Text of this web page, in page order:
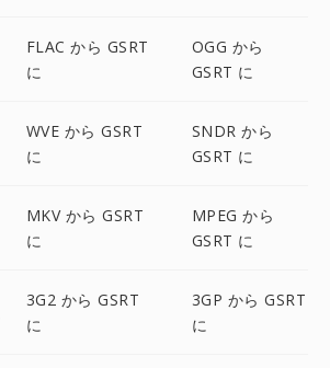
FLAC から GSRT
に
OGG から
GSRT に
WVE から GSRT
に
SNDR から
GSRT に
MKV から GSRT
に
MPEG から
GSRT に
3G2 から GSRT
に
3GP から GSRT
に